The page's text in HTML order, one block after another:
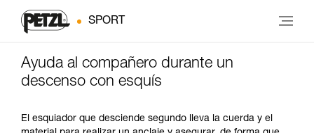
SPORT
Ayuda al compañero durante un
descenso con esquís
El esquiador que desciende segundo lleva la cuerda y el